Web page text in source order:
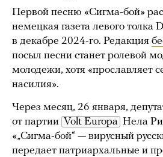
Первой песню «Сигма-бой»
немецкая газета левого толка
в декабре 2024-го. Редакция
посыл песни станет ролевой
молодежи, хотя «прославляет
насилия».
Через месяц, 26 января,
от партии Volt Europa Нела
«„Сигма-бой“ — вирусный
передает патриархальные и